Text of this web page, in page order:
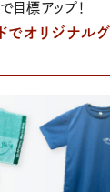
目標アップ！
でオリジナル